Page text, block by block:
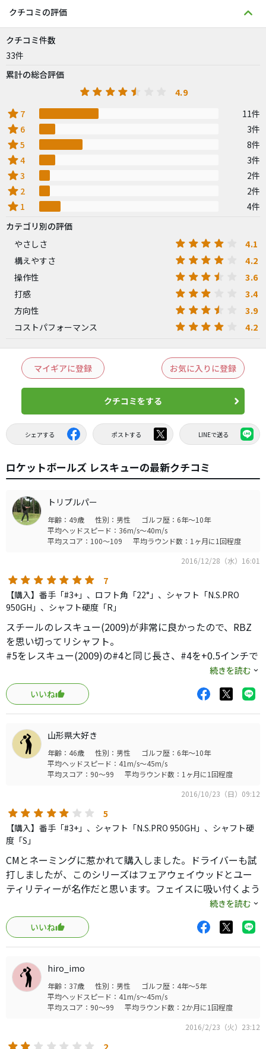
クチコミの評価
クチコミ件数
33件
累計の総合評価
4.9
star 7 11件
star 6 3件
star5 8件
star4 3件
star3 2件
star 2 2件
star 1
4件
カテゴリ別の評価
やさしさ
4.1
構えやすさ 4.2
操作性 3.6
打感 3.4
方向性 3.9
コストパフォーマンス 4.2
マイギアに登録 お気に入りに登録
クチコミをする
シェアする ポストする LINEで送る
ロケットボールズ レスキューの最新クチコミ
トリプルパー
年齢：49歳 性別：男性
ゴルフ歴：6年～10年
平均ヘッドスピード：36m/s～40m/s
平均スコア：100～109
平均ラウンド数：1ヶ月に1回程度
2016/12/28（水）16:01
7
【購入】番手「#3+」、ロフト角「22°」、シャフト「N.S.PRO
950GH」、シャフト硬度「R」
スチールのレスキュー(2009)が非常に良かったので、RBZ
を思い切ってリシャフト。
#5をレスキュー(2009)の#4と同じ長さ、#4を+0.5インチで
フェースを若干開き気味に組んでもらったらドンピシャ。
純正カーボンだと安定しなかった球筋が安定かつ、飛距離
も方向性もup。嬉しい誤算で、打音も澄んだ金属音になっ
て気持イイ音に。
すでに4年使って売ろうかと考えてましたが、マダマダ使え
るようになりました(笑)
このクラブはシャフトを変えると化けるクラブです。純正
カーボンが合わない方はリシャフト試してみてはいかがで
参考:
純正カーボンRB-55-S→N.S.PRO950GH-R
#5仕上がり39.25インチ
#4仕上がり39.75インチ
続きを読む
いいね
山形県大好き
年齢：46歳 性別：男性
ゴルフ歴：6年～10年
平均ヘッドスピード：41m/s～45m/s
平均スコア：90～99
平均ラウンド数：1ヶ月に1回程度
2016/10/23（日）09:12
5
【購入】番手「#3+」、シャフト「N.S.PRO 950GH」、シャフト硬
度「S」
CMとネーミングに惹かれて購入しました。ドライバーも試
打しましたが、このシリーズはフェアウェイウッドとユー
ティリティーが名作だと思います。フェイスに吸い付くよう
な打感が気持ち良いです。2より1の方が扱いやすく感じま
した。
続きを読む
いいね
hiro_imo
年齢：37歳 性別：男性
ゴルフ歴：4年～5年
平均ヘッドスピード：41m/s～45m/s
平均スコア：90～99
平均ラウンド数：2か月に1回程度
2016/2/23（火）23:12
2